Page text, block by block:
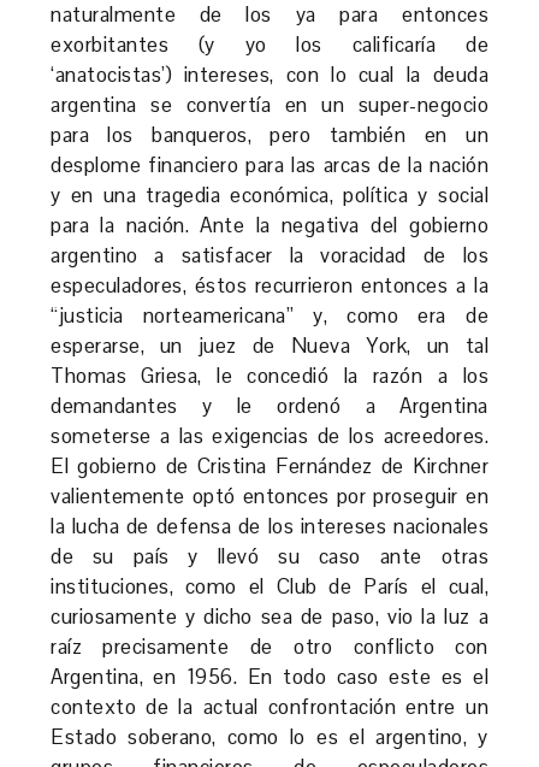
naturalmente de los ya para entonces
exorbitantes (y yo los calificaría de
‘anatocistas’) intereses, con lo cual la deuda
argentina se convertía en un super-negocio
para los banqueros, pero también en un
desplome financiero para las arcas de la nación
y en una tragedia económica, política y social
para la nación. Ante la negativa del gobierno
argentino a satisfacer la voracidad de los
especuladores, éstos recurrieron entonces a la
“justicia norteamericana” y, como era de
esperarse, un juez de Nueva York, un tal
Thomas Griesa, le concedió la razón a los
demandantes y le ordenó a Argentina
someterse a las exigencias de los acreedores.
El gobierno de Cristina Fernández de Kirchner
valientemente optó entonces por proseguir en
la lucha de defensa de los intereses nacionales
de su país y llevó su caso ante otras
instituciones, como el Club de París el cual,
curiosamente y dicho sea de paso, vio la luz a
raíz precisamente de otro conflicto con
Argentina, en 1956. En todo caso este es el
contexto de la actual confrontación entre un
Estado soberano, como lo es el argentino, y